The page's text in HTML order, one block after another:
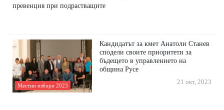
превенция при подрастващите
Местни избори 2023
Кандидатът за кмет Анатоли Станев
сподели своите приоритети за
бъдещето в управлението на
община Русе
21 окт, 2023